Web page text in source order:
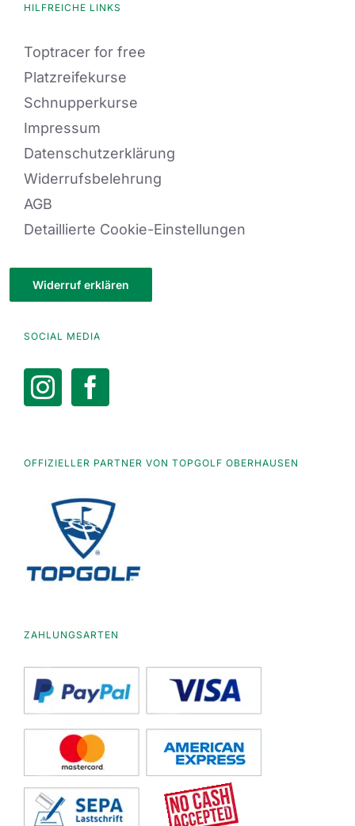
HILFREICHE LINKS
Toptracer for free
Platzreifekurse
Schnupperkurse
Impressum
Datenschutzerklärung
Widerrufsbelehrung
AGB
Detaillierte Cookie-Einstellungen
Widerruf erklären
SOCIAL MEDIA
OFFIZIELLER PARTNER VON TOPGOLF OBERHAUSEN
ZAHLUNGSARTEN